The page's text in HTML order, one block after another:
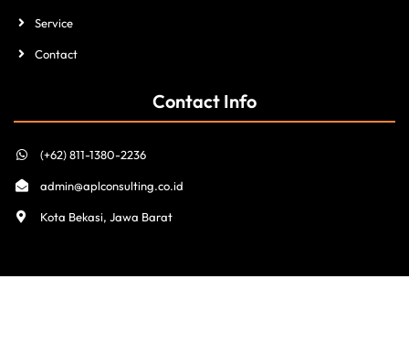
Service
Contact
Contact Info
(+62) 811-1380-2236
admin@aplconsulting.co.id
Kota Bekasi, Jawa Barat